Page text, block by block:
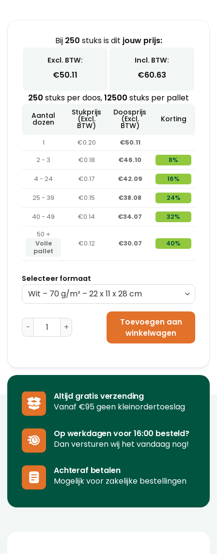
Bij 250 stuks is dit jouw prijs:
Excl. BTW:
€50.11
Incl. BTW:
€60.63
250 stuks per doos,12500 stuks per pallet
Aantal
dozen
Stukprijs
(Excl.
BTW)
Doosprijs
(Excl.
BTW)
Korting
1 €0.20
€50.11
2 - 3
€0.18 €46.10 8%
4 - 24 €0.17 €42.09 16%
25 - 39 €0.15 €38.08 24%
40 - 49 €0.14 €34.07
32%
50 +
Volle
pallet
€0.12 €30.07 40%
Selecteer formaat
Papieren Draagtassen Bruin - 70 g/m² - (22 x 11 x 28
Toevoegen aan
winkelwagen
Altijd gratis verzending
Vanaf €95 geen kleinordertoeslag
Op werkdagen voor 16:00 besteld?
Dan versturen wij het vandaag nog!
Achteraf betalen
Mogelijk voor zakelijke bestellingen